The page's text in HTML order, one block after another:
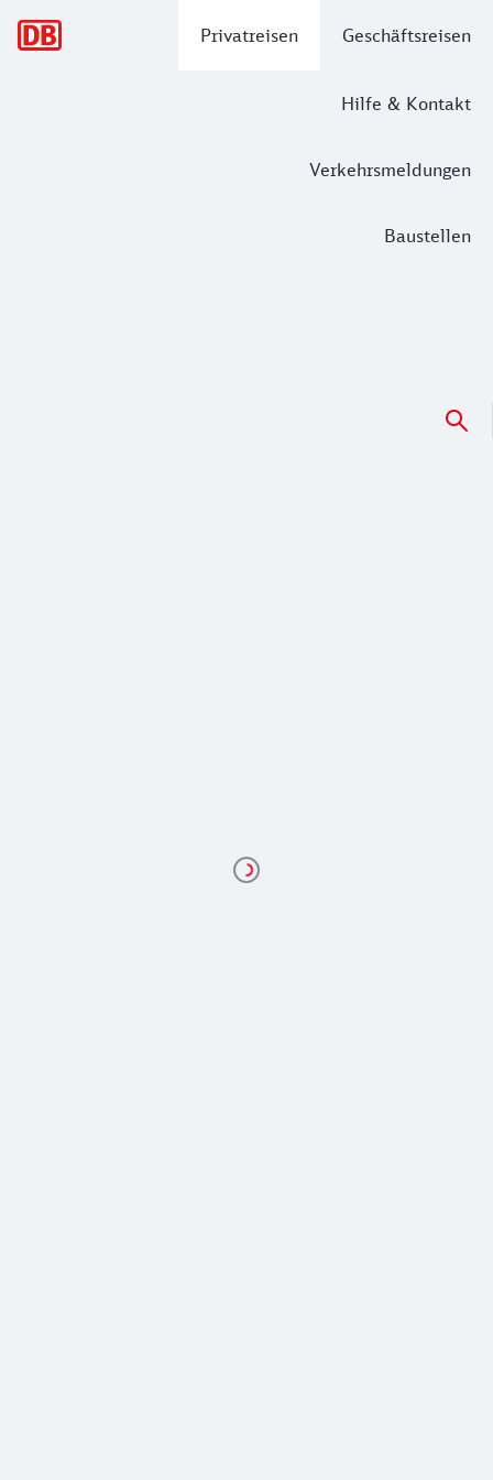
Privatreisen Geschäftsreisen
Hilfe & Kontakt
Verkehrsmeldungen
Baustellen